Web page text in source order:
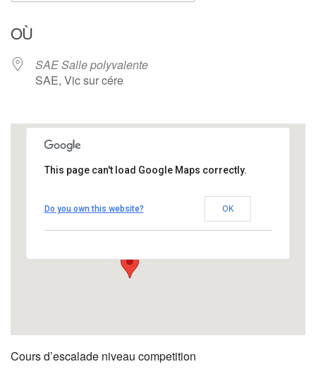
OÙ
SAE Salle polyvalente
SAE, Vic sur cére
Évènements
This page can't load Google Maps correctly.
Do you own this website? OK
Cours d’escalade niveau competition